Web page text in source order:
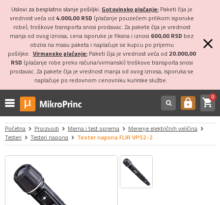
Uslovi za besplatno slanje pošiljki: Gotovinsko plaćanje:Paketi čija je
vrednost veća od 4.000,00 RSD (plaćanje pouzećem prilikom isporuke
robe), troškove transporta snosi prodavac. Za pakete čija je vrednost
manja od ovog iznosa, cena isporuke je fiksna i iznosi 600,00 RSD bez
obzira na masu paketa i naplaćuje se kupcu po prijemu
pošiljke. Virmansko plaćanje:Paketi čija je vrednost veća od 20.000,00
RSD (plaćanje robe preko računa/virmanski) troškove transporta snosi
prodavac. Za pakete čija je vrednost manja od ovog iznosa, isporuka se
naplaćuje po redovnom cenovniku kurirske službe.
https shopping_cart0
Početna Proizvodi Merna i test oprema
Merenje električnih veličina
Testeri
Testeri napona Tester napona FLIR VP52-2